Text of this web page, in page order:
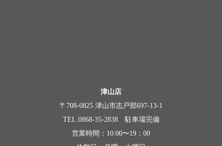
津山店
〒708-0825 津山市志戸部697-13-1
TEL.0868-35-2838 駐車場完備
営業時間：10:00〜19：00